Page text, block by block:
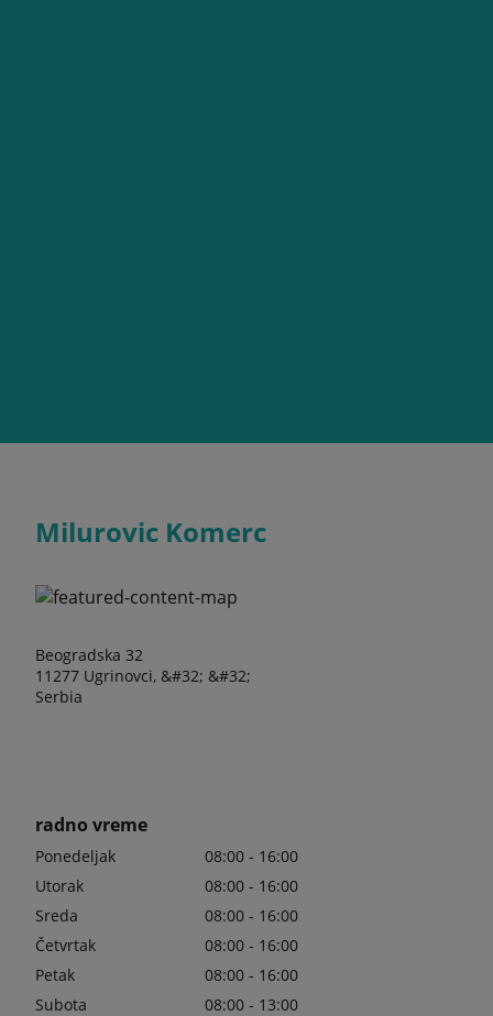
Milurovic Komerc
Beogradska 32
11277 Ugrinovci, &#32; &#32;
Serbia
radno vreme
Ponedeljak
08:00 - 16:00
Utorak
08:00 - 16:00
Sreda
08:00 - 16:00
Četvrtak
08:00 - 16:00
Petak
08:00 - 16:00
Subota
08:00 - 13:00